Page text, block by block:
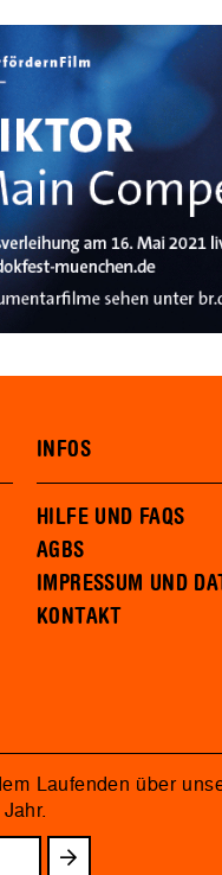
INFOS
HILFE UND FAQS
AGBS
IMPRESSUM UND
KONTAKT
Laufenden über